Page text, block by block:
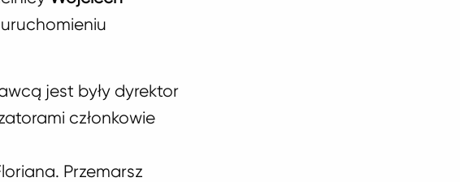
jest były dyrektor
członkowie
Przemarsz